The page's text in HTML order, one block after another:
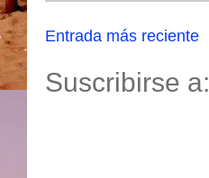
Entrada más reciente
Suscribirse a: